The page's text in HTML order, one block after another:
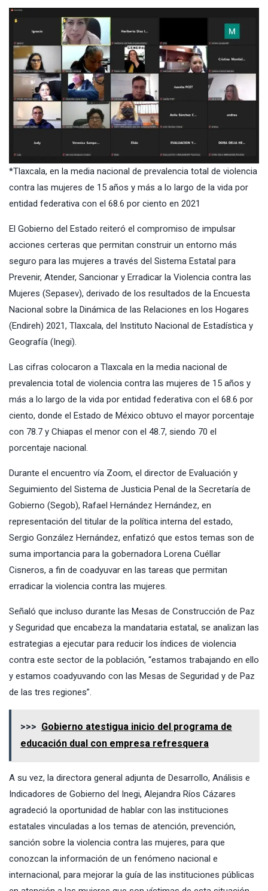
*Tlaxcala, en la media nacional de prevalencia total de violencia
contra las mujeres de 15 años y más a lo largo de la vida por
entidad federativa con el 68.6 por ciento en 2021
El Gobierno del Estado reiteró el compromiso de impulsar
acciones certeras que permitan construir un entorno más
seguro para las mujeres a través del Sistema Estatal para
Prevenir, Atender, Sancionar y Erradicar la Violencia contra las
Mujeres (Sepasev), derivado de los resultados de la Encuesta
Nacional sobre la Dinámica de las Relaciones en los Hogares
(Endireh) 2021, Tlaxcala, del Instituto Nacional de Estadística y
Geografía (Inegi).
Las cifras colocaron a Tlaxcala en la media nacional de
prevalencia total de violencia contra las mujeres de 15 años y
más a lo largo de la vida por entidad federativa con el 68.6 por
ciento, donde el Estado de México obtuvo el mayor porcentaje
con 78.7 y Chiapas el menor con el 48.7, siendo 70 el
porcentaje nacional.
Durante el encuentro vía Zoom, el director de Evaluación y
Seguimiento del Sistema de Justicia Penal de la Secretaría de
Gobierno (Segob), Rafael Hernández Hernández, en
representación del titular de la política interna del estado,
Sergio González Hernández, enfatizó que estos temas son de
suma importancia para la gobernadora Lorena Cuéllar
Cisneros, a fin de coadyuvar en las tareas que permitan
erradicar la violencia contra las mujeres.
Señaló que incluso durante las Mesas de Construcción de Paz
y Seguridad que encabeza la mandataria estatal, se analizan las
estrategias a ejecutar para reducir los índices de violencia
contra este sector de la población, “estamos trabajando en ello
y estamos coadyuvando con las Mesas de Seguridad y de Paz
de las tres regiones”.
>>> Gobierno atestigua inicio del programa de
educación dual con empresa refresquera
A su vez, la directora general adjunta de Desarrollo, Análisis e
Indicadores de Gobierno del Inegi, Alejandra Ríos Cázares
agradeció la oportunidad de hablar con las instituciones
estatales vinculadas a los temas de atención, prevención,
sanción sobre la violencia contra las mujeres, para que
conozcan la información de un fenómeno nacional e
internacional, para mejorar la guía de las instituciones públicas